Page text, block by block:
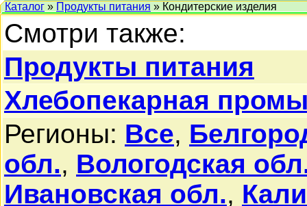
Каталог » Продукты питания » Кондитерские изделия
Смотри также:
Продукты питания
Хлебопекарная
Регионы: Все,
обл., Вологодская
Ивановская обл.,